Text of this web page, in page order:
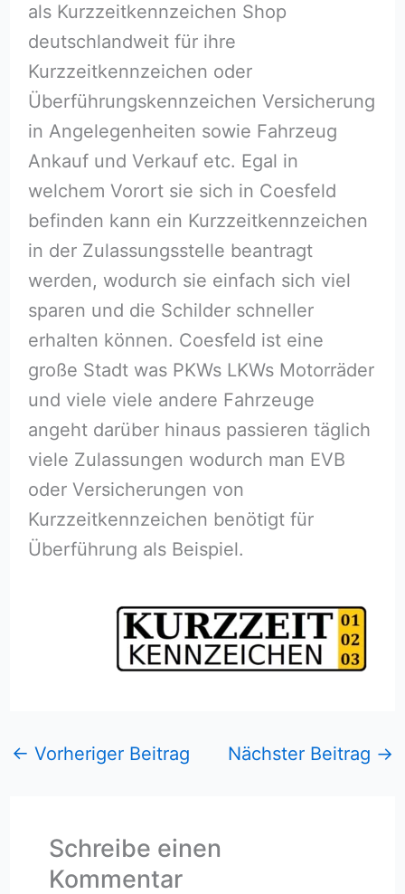
als Kurzzeitkennzeichen Shop
deutschlandweit für ihre
Kurzzeitkennzeichen oder
Überführungskennzeichen Versicherung
in Angelegenheiten sowie Fahrzeug
Ankauf und Verkauf etc. Egal in
welchem Vorort sie sich in Coesfeld
befinden kann ein Kurzzeitkennzeichen
in der Zulassungsstelle beantragt
werden, wodurch sie einfach sich viel
sparen und die Schilder schneller
erhalten können. Coesfeld ist eine
große Stadt was PKWs LKWs Motorräder
und viele viele andere Fahrzeuge
angeht darüber hinaus passieren täglich
viele Zulassungen wodurch man EVB
oder Versicherungen von
Kurzzeitkennzeichen benötigt für
Überführung als Beispiel.
← Vorheriger Beitrag Nächster Beitrag →
Schreibe einen
Kommentar